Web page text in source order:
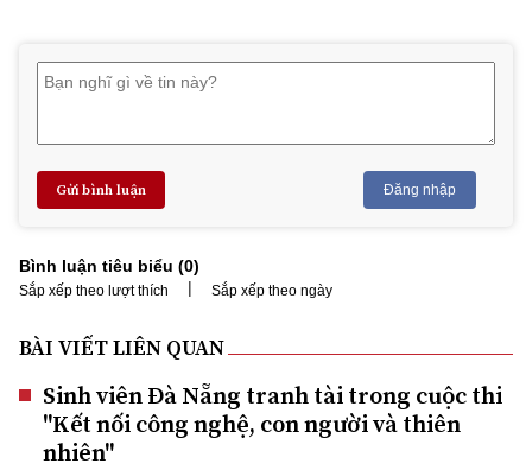
Gửi bình luận Đăng nhập
Bình luận tiêu biểu (0)
Sắp xếp theo lượt thích | Sắp xếp theo ngày
BÀI VIẾT LIÊN QUAN
Sinh viên Đà Nẵng tranh tài trong cuộc thi
"Kết nối công nghệ, con người và thiên
nhiên"